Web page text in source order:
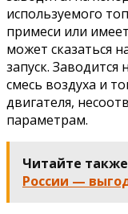
используемого
примеси или
может сказаться
запуск.
смесь воздуха и
двигателя,
параметрам.
Читайте
России —